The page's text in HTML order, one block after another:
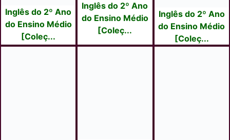
Inglês do 2º Ano
do Ensino Médio
[Coleç...
Inglês do 2º Ano
do Ensino Médio
[Coleç...
Inglês do 2º Ano
do Ensino Médio
[Coleç...